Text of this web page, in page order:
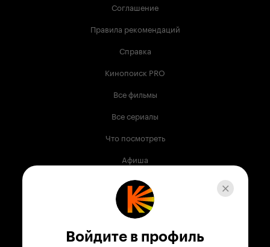
Соглашение
Правила рекомендаций
Справка
Кинопоиск PRO
Все фильмы
Все сериалы
Что посмотреть
Афиша
Музыка
Телепрограмма
Войдите в профиль